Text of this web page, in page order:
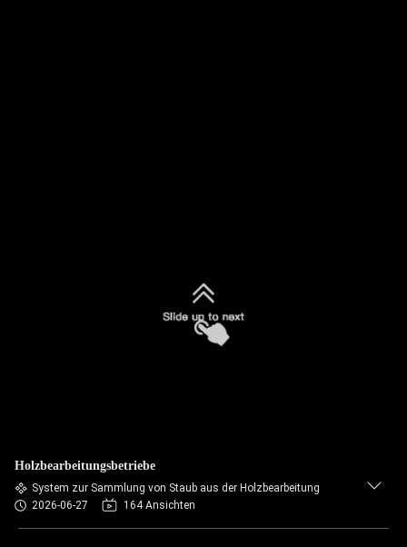
Holzbearbeitungsbetriebe
System zur Sammlung von Staub aus der Holzbearbeitung
2026-06-27
164 Ansichten